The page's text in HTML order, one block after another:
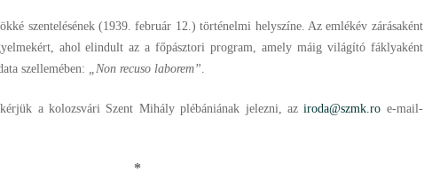
szentelésének (1939. február 12.) történelmi helyszíne. Az emlékév zárásaként
ahol elindult az a főpásztori program, amely máig világító fáklyaként
szellemében: „Non recuso laborem”.
a kolozsvári Szent Mihály plébániának jelezni, aziroda@szmk.ro e-mail-
*